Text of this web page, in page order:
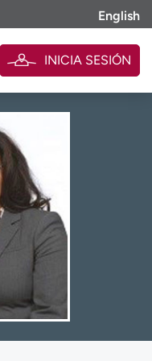
English
INICIA SESIÓN